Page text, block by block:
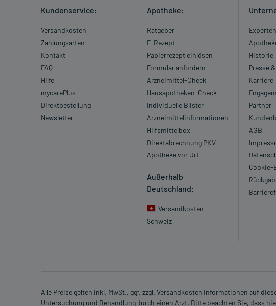
Kundenservice:
Versandkosten
Zahlungsarten
Kontakt
FAQ
Hilfe
mycarePlus
Direktbestellung
Newsletter
Apotheke:
Ratgeber
E-Rezept
Papierrezept einlösen
Formular anfordern
Arzneimittel-Check
Hausapotheken-Check
Individuelle Blister
Arzneimittelinformationen
Hilfsmittelbox
Direktabrechnung PKV
Apotheke vor Ort
Außerhalb
Deutschland:
Versandkosten
Schweiz
Historie
Presse
Karriere
Partner
AGB
Cookie-
Alle Preise gelten inkl. MwSt., ggf. zzgl. Versandkosten Informationen auf
Untersuchung und Behandlung durch einen Arzt. Bitte beachten Sie, dass